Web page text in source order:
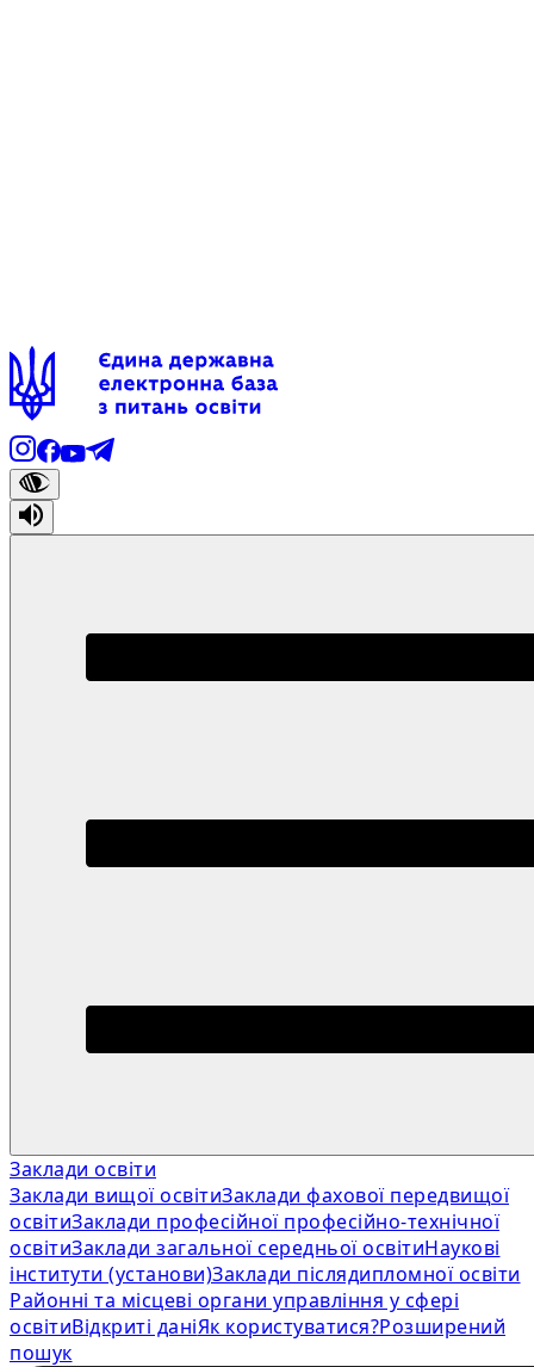
Заклади освіти
Заклади вищої освітиЗаклади фахової передвищої
освітиЗаклади професійної професійно-технічної
освітиЗаклади загальної середньої освітиНаукові
інститути (установи)Заклади післядипломної освіти
Районні та місцеві органи управління у сфері
освітиВідкриті даніЯк користуватися?Розширений
пошук